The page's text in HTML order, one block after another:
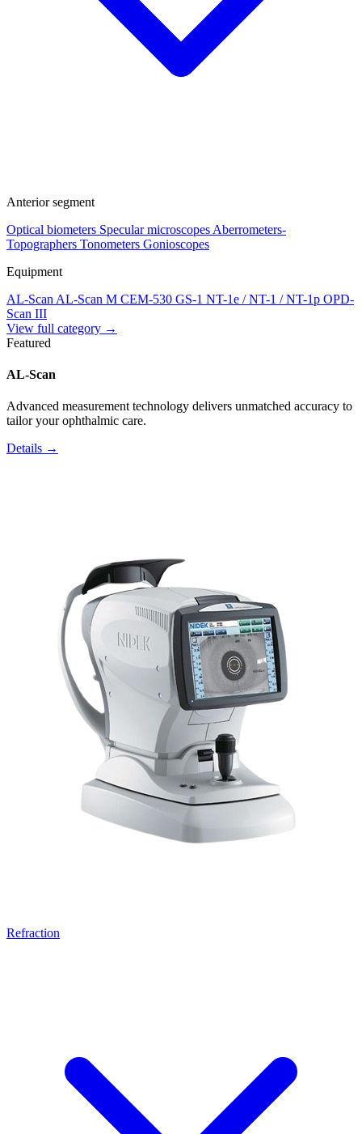
Anterior segment
Optical biometers Specular microscopes Aberrometers-
Topographers Tonometers Gonioscopes
Equipment
AL-Scan AL-Scan M CEM-530 GS-1 NT-1e / NT-1 / NT-1p OPD-
Scan III
View full category →
Featured
AL-Scan
Advanced measurement technology delivers unmatched accuracy to
tailor your ophthalmic care.
Details →
Refraction